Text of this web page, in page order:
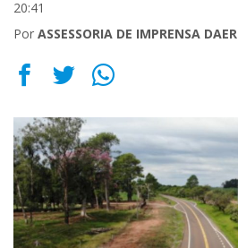
20:41
Por ASSESSORIA DE IMPRENSA DAER